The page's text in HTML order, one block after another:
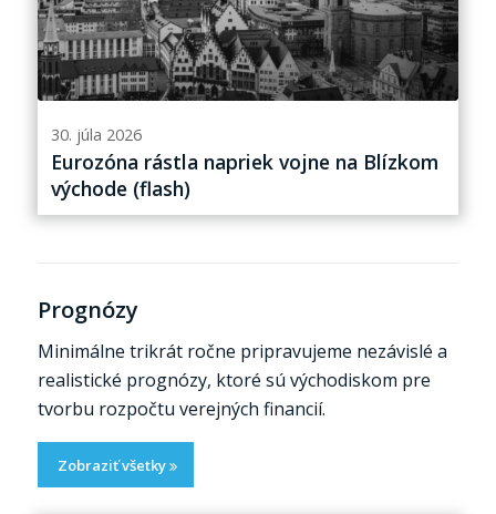
30. júla 2026
Eurozóna rástla napriek vojne na Blízkom
východe (flash)
Prognózy
Minimálne trikrát ročne pripravujeme nezávislé a
realistické prognózy, ktoré sú východiskom pre
tvorbu rozpočtu verejných financií.
Zobraziť všetky